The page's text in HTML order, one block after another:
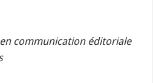
communication éditoriale